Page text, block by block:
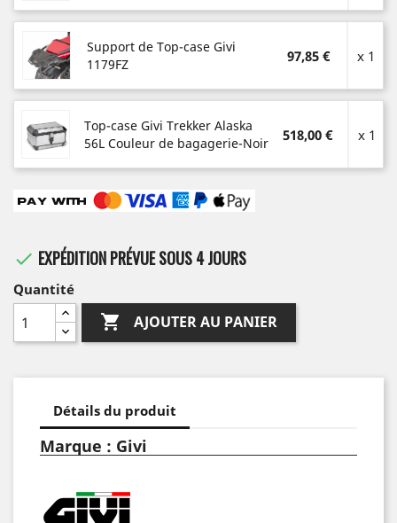
Support de Top-case Givi
1179FZ
97,85 € x 1
Top-case Givi Trekker Alaska
56L Couleur de bagagerie-Noir
518,00 € x 1
 EXPÉDITION PRÉVUE SOUS 4 JOURS
Quantité
 AJOUTER AU PANIER
Détails du produit
Marque : Givi